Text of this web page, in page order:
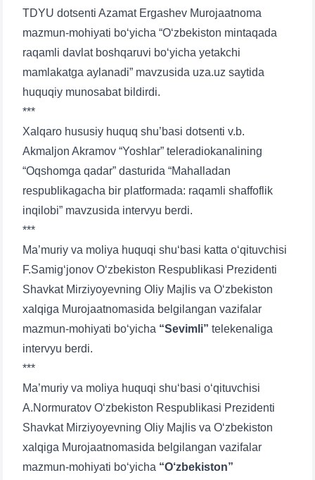
Ваше имя и фамилия
Ваш номер телефона
TDYU dotsenti Azamat Ergashev Murojaatnoma
mazmun-mohiyati bo‘yicha “O‘zbekiston mintaqada
raqamli davlat boshqaruvi bo‘yicha yetakchi
mamlakatga aylanadi” mavzusida uza.uz saytida
huquqiy munosabat bildirdi.
***
Xalqaro hususiy huquq shu’basi dotsenti v.b.
Akmaljon Akramov “Yoshlar” teleradiokanalining
“Oqshomga qadar” dasturida “Mahalladan
respublikagacha bir platformada: raqamli shaffoflik
inqilobi” mavzusida intervyu berdi.
***
Ma’muriy va moliya huquqi shu‘basi katta o‘qituvchisi
F.Samig‘jonov O‘zbekiston Respublikasi Prezidenti
Shavkat Mirziyoyevning Oliy Majlis va O‘zbekiston
xalqiga Murojaatnomasida belgilangan vazifalar
mazmun-mohiyati bo‘yicha “Sevimli” telekenaliga
intervyu berdi.
***
Ma’muriy va moliya huquqi shu‘basi o‘qituvchisi
A.Normuratov O‘zbekiston Respublikasi Prezidenti
Shavkat Mirziyoyevning Oliy Majlis va O‘zbekiston
xalqiga Murojaatnomasida belgilangan vazifalar
mazmun-mohiyati bo‘yicha “O‘zbekiston”